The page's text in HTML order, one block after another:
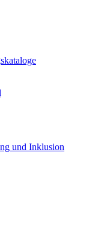
und Inklusion